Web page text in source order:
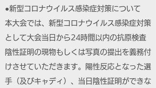
●新型コロナウイルス感染症対策について
本大会では、新型コロナウイルス感染症対策
として大会当日から24時間以内の抗原検査
陰性証明の現物もしくは写真の提出を義務付
けさせていただきます。陽性反応となった選
手（及びキャディ）、当日陰性証明ができな